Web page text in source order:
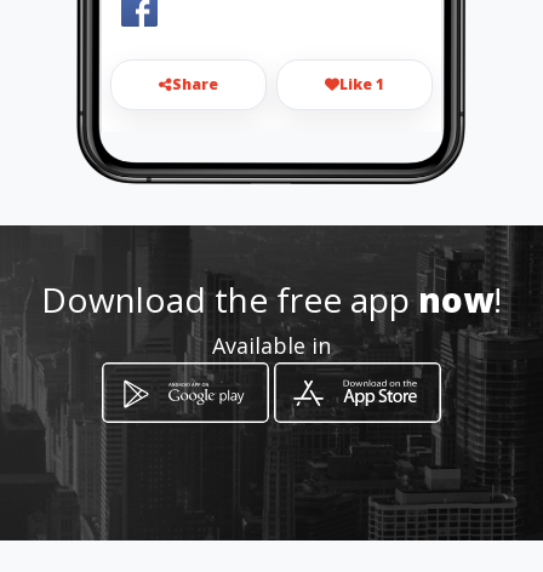
Share Like 1
Ooo@oo.it
Location
Download the free appnow!
Available in